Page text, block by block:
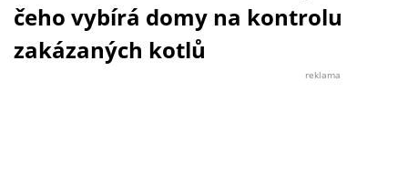
čeho vybírá domy na kontrolu
zakázaných kotlů
reklama